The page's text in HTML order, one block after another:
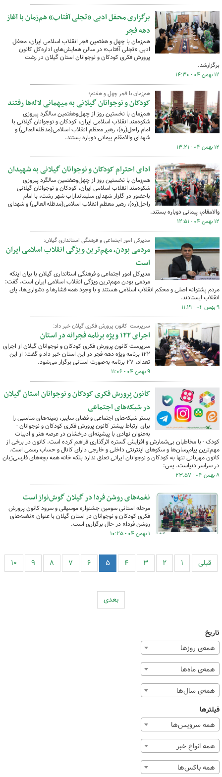
برگزاری محفل ادبی «تجلی آفتاب» هم‌زمان با آغاز
دهه فجر
هم‌زمان با چهل و هفتمین فجر انقلاب اسلامی ایران، محفل
ادبی «تجلی آفتاب» در سالن همایش‌های اداره‌کل کانون
پرورش فکری کودکان و نوجوانان استان گیلان در رشت
برگزارشد.
۱۲ بهمن ۰۴ - ۱۴:۳۰
هم‌زمان با فجر چهل و هفتم؛
کودکان و نوجوانان گیلانی به میهمانی لاله‌ها رفتند
هم‌زمان با نخستین روز از چهل‌وهفتمین سالگرد پیروزی
شکوه‌مند انقلاب اسلامی ایران، کودکان و نوجوانان گیلانی با
امام راحل(ره)، رهبر معظم انقلاب اسلامی(مدظله‌العالی) و
شهدای والامقام پیمانی دوباره بستند.
۱۲ بهمن ۰۴ - ۱۳:۲۱
ادای احترام کودکان و نوجوانان گیلانی به شهیدان
هم‌زمان با نخستین روز از چهل‌وهفتمین سالگرد پیروزی
شکوه‌مند انقلاب اسلامی ایران، کودکان و نوجوانان گیلانی
باحضور در گلزار شهدای سلیمانداراب شهر رشت، با امام
راحل(ره)، رهبر معظم انقلاب اسلامی(مدظله‌العالی) و شهدای
والامقام، پیمانی دوباره بستند.
۱۲ بهمن ۰۴ - ۱۲:۵۱
مدیرکل امور اجتماعی و فرهنگی استانداری گیلان:
مردمی بودن، مهم‌ترین ویژگی انقلاب اسلامی ایران
است
مدیرکل امور اجتماعی و فرهنگی استانداری گیلان با بیان اینکه
مردمی بودن مهم‌ترین ویژگی انقلاب اسلامی ایران است، گفت:
مردم پشتوانه اصلی و محکم انقلاب اسلامی هستند و با وجود همه فشارها و دشواری‌ها، پای
انقلاب ایستادند.
۹ بهمن ۰۴ - ۱۱:۱۹
سرپرست کانون پرورش فکری گیلان خبر داد:
اجرای ۱۲۲ ویژه برنامه فجرانه در استان
سرپرست کانون پرورش فکری کودکان و نوجوانان گیلان از اجرای
۱۲۲ برنامه ویژه دهه فجر در این استان خبر داد و گفت: از این
تعداد، ۲۷ برنامه به‌صورت استانی برگزار می‌شود.
۹ بهمن ۰۴ - ۱۱:۰۶
کانون پرورش فکری کودکان و نوجوانان استان گیلان
در شبکه‌های اجتماعی
بستر شبکه‌های اجتماعی و فضای سایبر، زمینه‌های مناسبی را
برای ارتباط بیشتر کانون پرورش فکری کودکان و نوجوانان -
به‌عنوان نهادی با پیشینه‌ای درخشان در عرصه هنر و ادبیات
کودک - با مخاطبان بی‌شمارش و افزایش گستره اثرگذاری فراهم کرده است. کانون در برخی از
مهم‌ترین پیام‌رسان‌ها و سکوهای اینترنتی داخلی و خارجی دارای کانال و حساب رسمی است.
کانون مهربانی تنها به کودکان و نوجوانان ایرانی تعلق ندارد بلکه خانه همه بچه‌های فارسی‌زبان
در سراسر دنیاست. پس:
۸ بهمن ۰۴ - ۲۳:۵۷
نغمه‌های روشن فردا در گیلان گوش‌نواز است
مرحله استانی سومین جشنواره موسیقی و سرود کانون پرورش
فکری کودکان و نوجوانان در استان گیلان با عنوان «نغمه‌های
روشن فردا» در حال برگزاری است.
۱ بهمن ۰۴ - ۱۰:۲۵
قبلی ۱ ۲ ۳ ۴ ۵ ۶ ۷ ۸ ۹ ۱۰
بعدی
تاریخ
همه‌ی روزها
همه‌ی ماه‌ها
همه‌ی سال‌ها
فیلترها
همه سرویس‌ها
همه انواع خبر
همه باکس‌ها